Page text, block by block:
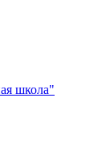
школа"